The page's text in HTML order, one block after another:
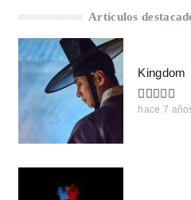
Artículos
Kingdom
hace 7